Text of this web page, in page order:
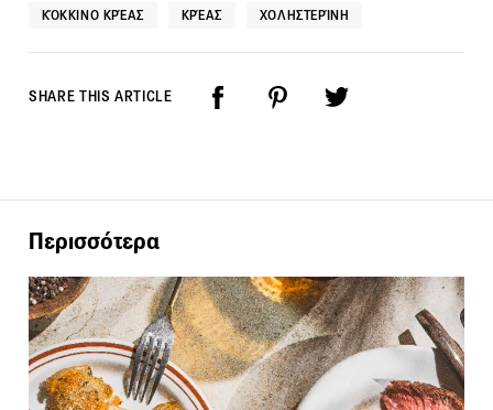
ΚΌΚΚΙΝΟ ΚΡΈΑΣ ΚΡΈΑΣ ΧΟΛΗΣΤΕΡΊΝΗ
SHARE THIS ARTICLE
Περισσότερα